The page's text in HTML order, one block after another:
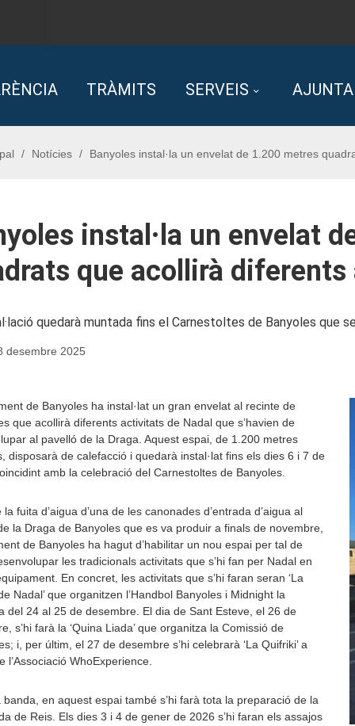
TRÀMITS SERVEIS
Notícies Banyoles instal·la un envelat de 1.200 metres
instal·la un envelat
que acollirà
quedarà muntada fins el Carnestoltes de Banyoles que
desembre 2025
de Banyoles ha instal·lat un gran envelat al recinte de
que acollirà diferents activitats de Nadal que s’havien de
al pavelló de la Draga. Aquest espai, de 1.200 metres
disposarà de calefacció i quedarà instal·lat fins els dies 6 i 7 de
amb la celebració del Carnestoltes de Banyoles.
fuita d’aigua d’una de les canonades d’entrada d’aigua al
la Draga de Banyoles que es va produir a finals de novembre,
de Banyoles ha hagut d’habilitar un nou espai per tal de
les tradicionals activitats que s’hi fan per Nadal en
En concret, les activitats que s’hi faran seran ‘La
Nadal’ que organitzen l’Handbol Banyoles i Midnight la
del 24 al 25 de desembre. El dia de Sant Esteve, el 26 de
s’hi farà la ‘Quina Liada’ que organitza la Comissió de
i, per últim, el 27 de desembre s’hi celebrarà ‘La Quifriki’ a
l’Associació WhoExperience.
banda, en aquest espai també s’hi farà tota la preparació de la
de Reis. Els dies 3 i 4 de gener de 2026 s’hi faran els assajos